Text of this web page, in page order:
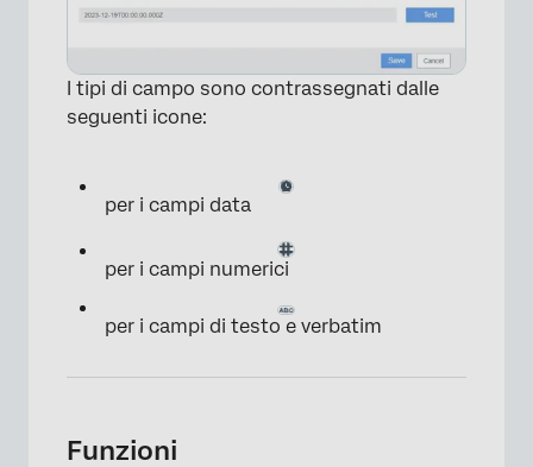
I tipi di campo sono contrassegnati dalle
seguenti icone:
per i campi data
per i campi numerici
per i campi di testo e verbatim
Funzioni